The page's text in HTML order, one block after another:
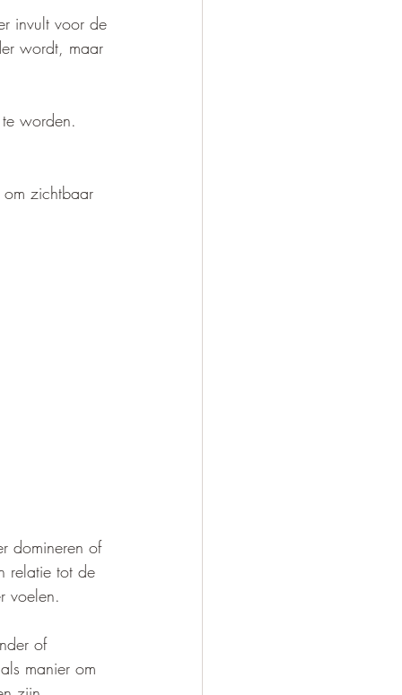
invult voor de
wordt, maar
worden.
zichtbaar
domineren of
relatie tot de
voelen.
of
manier om